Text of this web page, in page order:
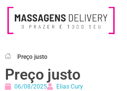
Preço justo
Preço justo
06/08/2025 Elias Cury